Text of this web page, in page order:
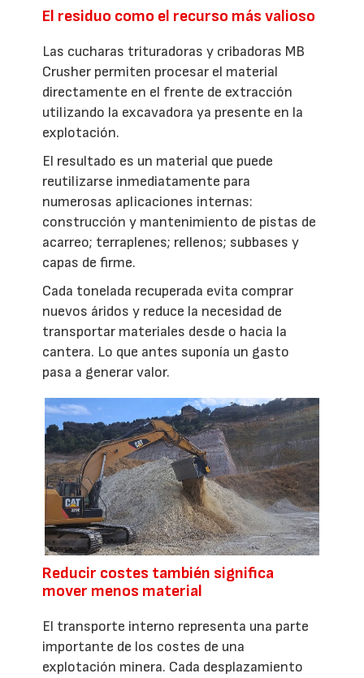
El residuo como el recurso más valioso
Las cucharas trituradoras y cribadoras MB
Crusher permiten procesar el material
directamente en el frente de extracción
utilizando la excavadora ya presente en la
explotación.
El resultado es un material que puede
reutilizarse inmediatamente para
numerosas aplicaciones internas:
construcción y mantenimiento de pistas de
acarreo; terraplenes; rellenos; subbases y
capas de firme.
Cada tonelada recuperada evita comprar
nuevos áridos y reduce la necesidad de
transportar materiales desde o hacia la
cantera. Lo que antes suponía un gasto
pasa a generar valor.
Reducir costes también significa
mover menos material
El transporte interno representa una parte
importante de los costes de una
explotación minera. Cada desplazamiento